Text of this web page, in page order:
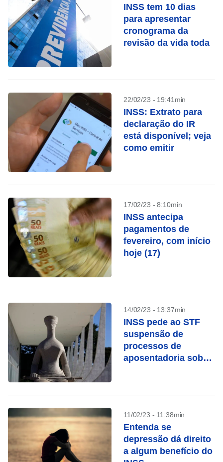
INSS tem 10 dias
para apresentar
cronograma da
revisão da vida toda
22/02/23 - 19:41min
INSS: Extrato para
declaração do IR
está disponível; veja
como emitir
17/02/23 - 8:10min
INSS antecipa
pagamentos de
fevereiro, com início
hoje (17)
14/02/23 - 13:37min
INSS pede ao STF
suspensão de
processos de
aposentadoria sob
11/02/23 - 11:38min
Entenda se
depressão dá direito
a algum benefício do